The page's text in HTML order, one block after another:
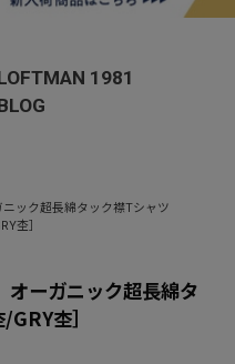
1981
ック超長綿タック襟Tシャツ
杢］
ーガニック超長綿タ
杢］